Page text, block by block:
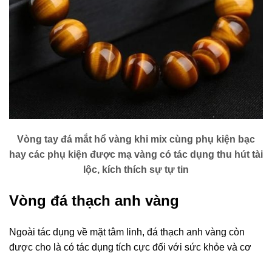
Vòng tay đá mắt hổ vàng khi mix cùng phụ kiện bạc
hay các phụ kiện được mạ vàng có tác dụng thu hút tài
lộc, kích thích sự tự tin
Vòng đá thạch anh vàng
Ngoài tác dụng về mặt tâm linh, đá thạch anh vàng còn
được cho là có tác dụng tích cực đối với sức khỏe và cơ